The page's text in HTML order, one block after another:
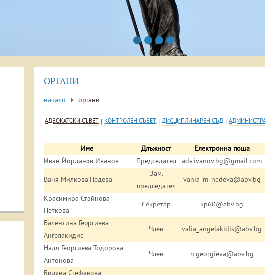
ОРГАНИ
начало органи
АДВОКАТСКИ СЪВЕТ КОНТРОЛЕН СЪВЕТ ДИСЦИПЛИНАРЕН СЪД
Име Длъжност
Електронна поща
Иван Йорданов Иванов
Председател adv.ivanov.bg@gmail.com
Ваня Милкова Недева
Зам.
председател
vania_m_nedeva@abv.bg
Красимира Стойнова
Петкова
Секретар kp60@abv.bg
Валентина Георгиева
Ангелакидис
Член valia_angelakidis@abv.bg
Надя Георгиева Тодорова-
Антонова
Член n.georgieva@abv.bg
Биляна Стефанова